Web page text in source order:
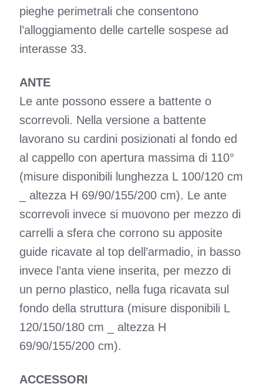
pieghe perimetrali che consentono
l’alloggiamento delle cartelle sospese ad
interasse 33.
ANTE
Le ante possono essere a battente o
scorrevoli. Nella versione a battente
lavorano su cardini posizionati al fondo ed
al cappello con apertura massima di 110°
(misure disponibili lunghezza L 100/120 cm
_ altezza H 69/90/155/200 cm). Le ante
scorrevoli invece si muovono per mezzo di
carrelli a sfera che corrono su apposite
guide ricavate al top dell’armadio, in basso
invece l’anta viene inserita, per mezzo di
un perno plastico, nella fuga ricavata sul
fondo della struttura (misure disponibili L
120/150/180 cm _ altezza H
69/90/155/200 cm).
ACCESSORI